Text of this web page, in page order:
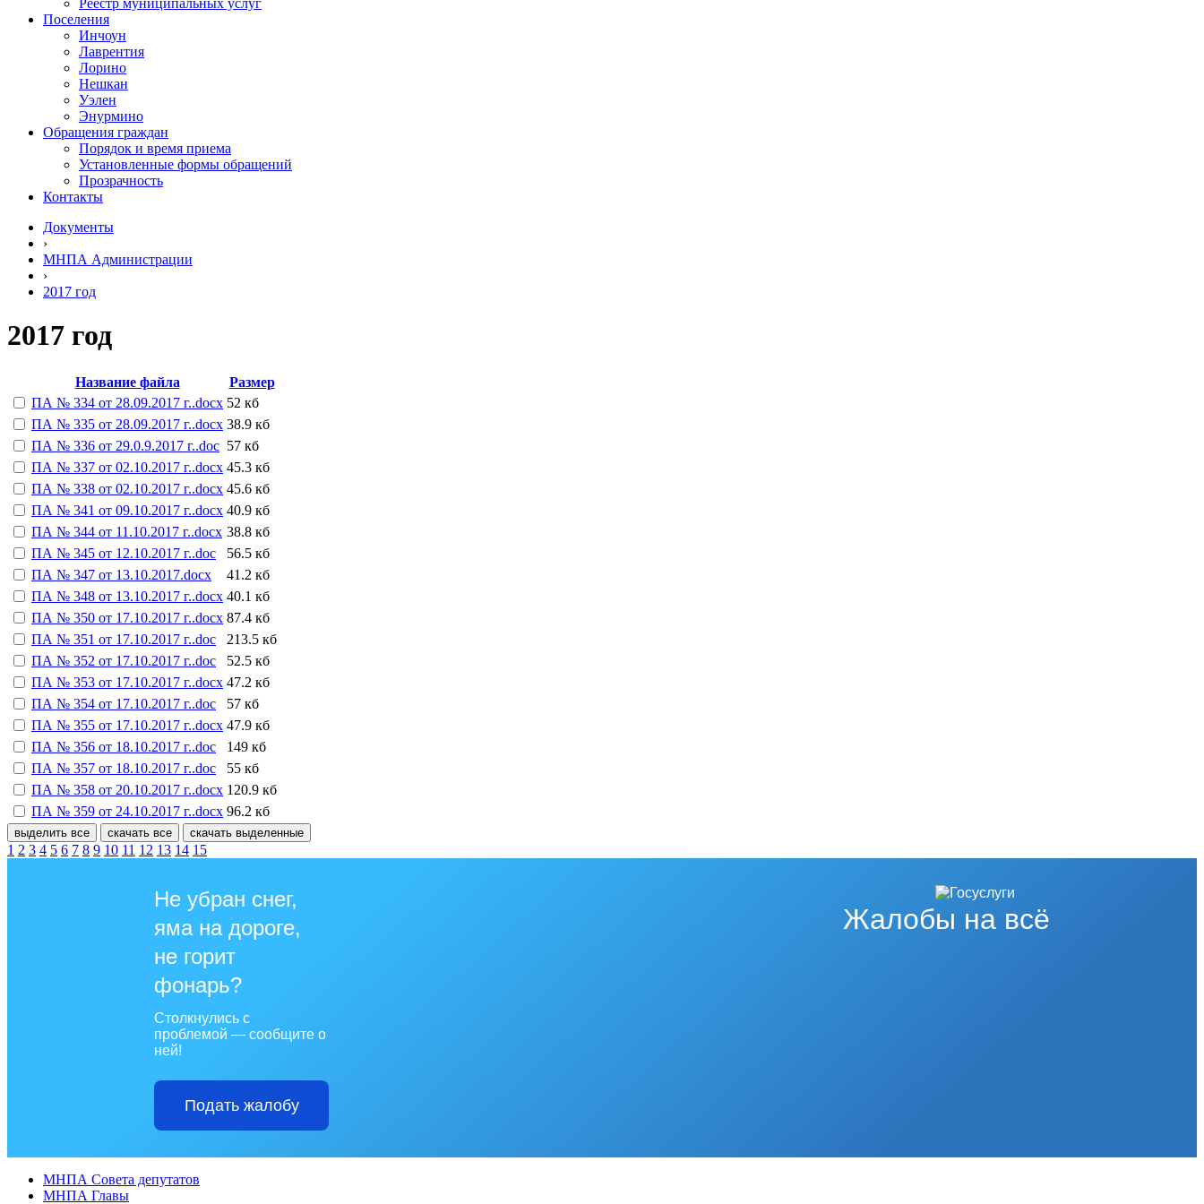
Реестр муниципальных услуг
Поселения
Инчоун
Лаврентия
Лорино
Нешкан
Уэлен
Энурмино
Обращения граждан
Порядок и время приема
Установленные формы обращений
Прозрачность
Контакты
Документы
›
МНПА Администрации
›
2017 год
2017 год
Название файла
Размер
ПА № 334 от 28.09.2017 г..docx 52 кб
ПА № 335 от 28.09.2017 г..docx 38.9 кб
ПА № 336 от 29.0.9.2017 г..doc 57 кб
ПА № 337 от 02.10.2017 г..docx 45.3 кб
ПА № 338 от 02.10.2017 г..docx 45.6 кб
ПА № 341 от 09.10.2017 г..docx 40.9 кб
ПА № 344 от 11.10.2017 г..docx 38.8 кб
ПА № 345 от 12.10.2017 г..doc
56.5 кб
ПА № 347 от 13.10.2017.docx
41.2 кб
ПА № 348 от 13.10.2017 г..docx 40.1 кб
ПА № 350 от 17.10.2017 г..docx 87.4 кб
ПА № 351 от 17.10.2017 г..doc
213.5 кб
ПА № 352 от 17.10.2017 г..doc
52.5 кб
ПА № 353 от 17.10.2017 г..docx 47.2 кб
ПА № 354 от 17.10.2017 г..doc
57 кб
ПА № 355 от 17.10.2017 г..docx 47.9 кб
ПА № 356 от 18.10.2017 г..doc
149 кб
ПА № 357 от 18.10.2017 г..doc
55 кб
ПА № 358 от 20.10.2017 г..docx 120.9 кб
ПА № 359 от 24.10.2017 г..docx 96.2 кб
выделить все скачать все скачать выделенные
1 2 3 4 5 6 7 8 9 10 11 12 13 14 15
Жалобы на всё
Не убран снег,
яма на дороге,
не горит
фонарь?
Столкнулись с
проблемой — сообщите о
ней!
Подать жалобу
МНПА Совета депутатов
МНПА Главы